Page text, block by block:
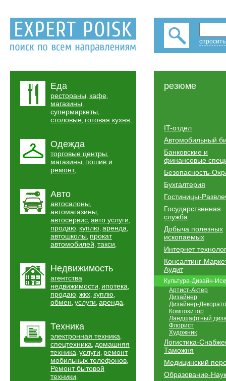
Еда
рестораны, кафе,
магазины,
супермаркеты,
столовые, готовая кухня,
Одежда
торговые центры,
магазины, пошив и
ремонт,
Авто
автосалоны,
автомагазины,
автосервис, авто услуги,
продаю, куплю, аренда,
автошколы, прокат
автомобилей, такси,
Недвижимость
агентства
недвижимости, ипотека,
продаю, жкх, куплю,
обмен, услуги, аренда,
Техника
электронная техника,
спецтехника, домашняя
техника, услуги, ремонт
мобильных телефонов,
Ремонт бытовой
техники,
резюме
IT-отдел
Автомобильный
Банковские и
финансовые
Безопасность-
Бухгалтерия
Гостиницы-
Государственная
служба
Добыча полезных
ископаемых
Интернет
Консалтинг-
Аудит
Культура-Дизайн-
Артист-Актер
Дизайнер
Дизайнер-
Композитор
Ландшафтный
Флорист
Художник
Логистика-
Таможня
Медицинский
Образование-